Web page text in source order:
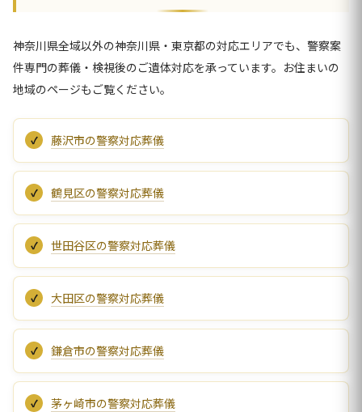
神奈川県全域以外の神奈川県・東京都の対応エリアでも、警察案
件専門の葬儀・検視後のご遺体対応を承っています。お住まいの
地域のページもご覧ください。
藤沢市の警察対応葬儀
鶴見区の警察対応葬儀
世田谷区の警察対応葬儀
大田区の警察対応葬儀
鎌倉市の警察対応葬儀
茅ヶ崎市の警察対応葬儀